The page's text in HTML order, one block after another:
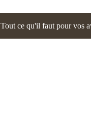
Tout ce qu'il faut pour vos